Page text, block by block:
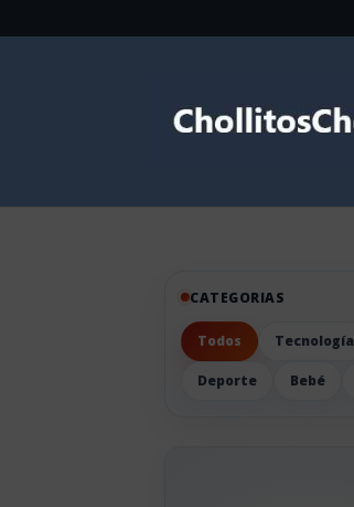
CATEGORIAS
Todos Tecnología
Deporte Bebé